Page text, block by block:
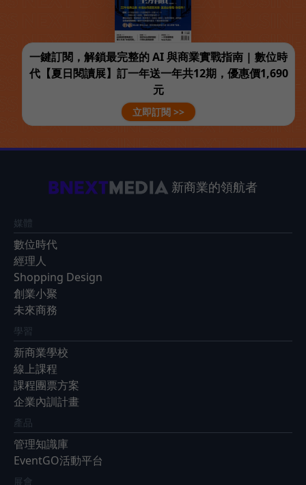
一鍵訂閱，解鎖最完整的 AI 與商業實戰指南 | 數位時
代【夏日閱讀展】訂一年送一年共12期，優惠價1,690
元
立即訂閱 >>
新商業的領航者
媒體
數位時代
經理人
Shopping Design
創業小聚
未來商務
學習
新商業學校
線上課程
課程團票方案
企業內訓計畫
產品
管理知識庫
EventGO活動平台
展會